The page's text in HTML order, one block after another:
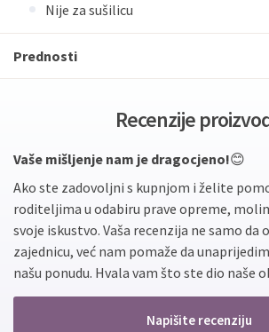
Nije za sušilicu
Prednosti
Recenzije
Vaše mišljenje nam je dragocjeno!😊
Ako ste zadovoljni s kupnjom i želite
roditeljima u odabiru prave opreme,
svoje iskustvo. Vaša recenzija ne samo da
zajednicu, već nam pomaže da
našu ponudu. Hvala vam što ste dio naše
Napišite recenziju